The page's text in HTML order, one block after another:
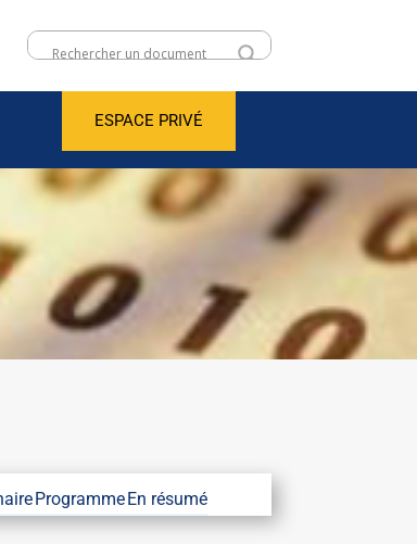
ESPACE PRIVÉ
ProgrammeEn résumé